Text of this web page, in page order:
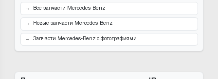
Все запчасти Mercedes-Benz
Новые запчасти Mercedes-Benz
Запчасти Mercedes-Benz с фотографиями